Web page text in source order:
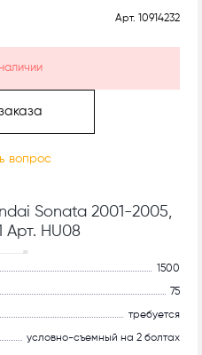
Арт. 10914232
вопрос
Sonata 2001-2005,
Арт. HU08
1500
75
требуется
условно-съемный на 2 болтах